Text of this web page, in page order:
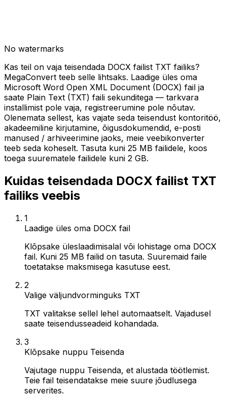
No watermarks
Kas teil on vaja teisendada DOCX failist TXT failiks?
MegaConvert teeb selle lihtsaks. Laadige üles oma
Microsoft Word Open XML Document (DOCX) fail ja
saate Plain Text (TXT) faili sekunditega — tarkvara
installimist pole vaja, registreerumine pole nõutav.
Olenemata sellest, kas vajate seda teisendust kontoritöö,
akadeemiline kirjutamine, õigusdokumendid, e-posti
manused / arhiveerimine jaoks, meie veebikonverter
teeb seda koheselt. Tasuta kuni 25 MB failidele, koos
toega suurematele failidele kuni 2 GB.
Kuidas teisendada DOCX failist TXT
failiks veebis
1
Laadige üles oma DOCX fail
Klõpsake üleslaadimisalal või lohistage oma DOCX
fail. Kuni 25 MB failid on tasuta. Suuremaid faile
toetatakse maksmisega kasutuse eest.
2
Valige väljundvorminguks TXT
TXT valitakse sellel lehel automaatselt. Vajadusel
saate teisendusseadeid kohandada.
3
Klõpsake nuppu Teisenda
Vajutage nuppu Teisenda, et alustada töötlemist.
Teie fail teisendatakse meie suure jõudlusega
serverites.